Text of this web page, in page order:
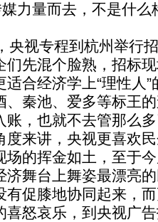
媒力量而去，不是什
视专程到杭州举行招
们先混个脸熟，招标
适合经济学上“理性人
、秦池、爱多等标王
账，也就不去管那么
来讲，央视更喜欢民
的挥金如土，至于今
舞台上舞姿最漂亮
有促膝地协同起来，
哀乐，到央视广告